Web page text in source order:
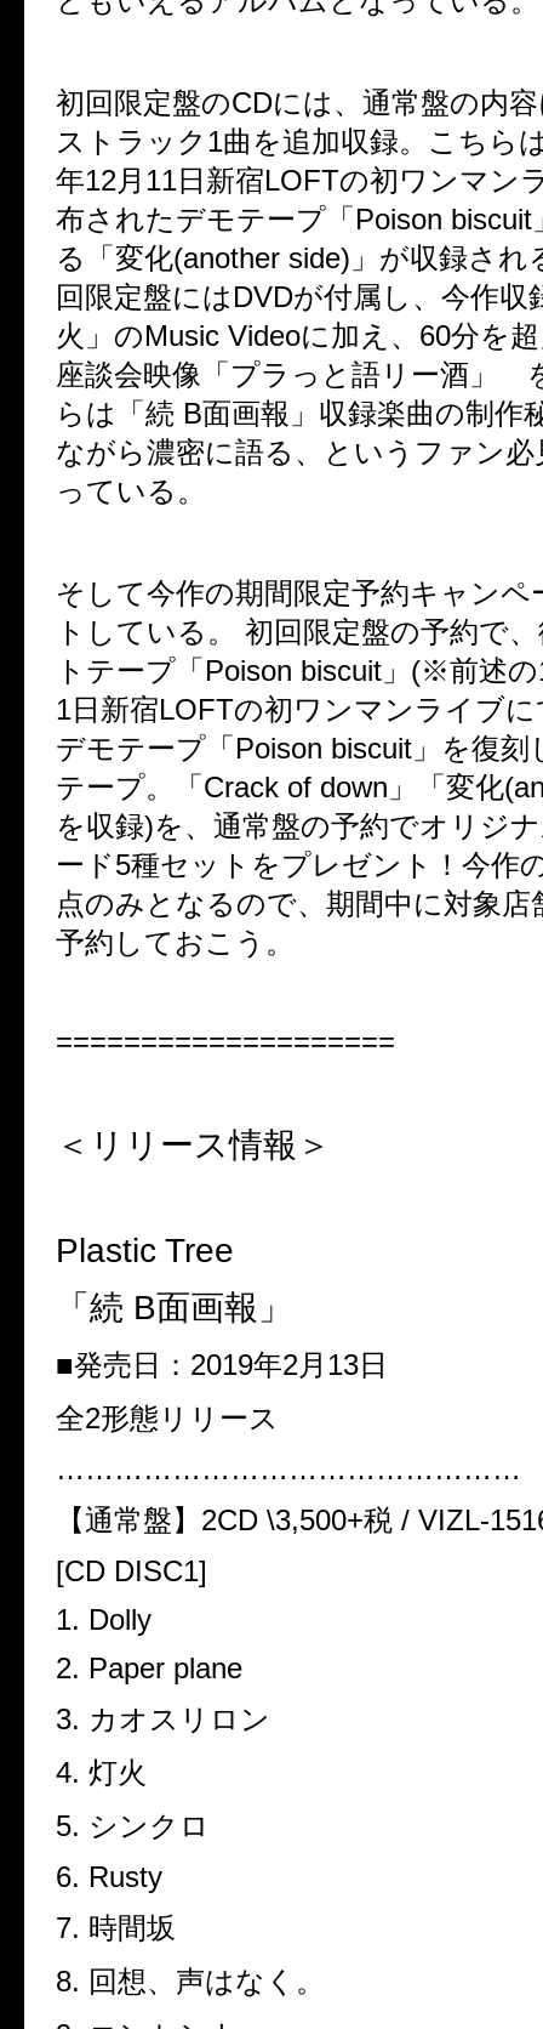
初回限定盤のCDには、通常盤の内
ストラック 1曲を追加収録。こちら
年12月 11日新宿LOFTの初ワンマン
布されたデモテープ「 Poison biscuit
る「変化(another side) 」が収録さ
回限定盤にはDVDが付属し、今作収
火」のMusic Videoに加え、 60分を
座談会映像「プラっと語リー酒」
らは「続 B面画報」収録楽曲の制作
ながら濃密に語る、というファン
っている。
そして今作の期間限定予約キャンペ
トしている。 初回限定盤の予約で
トテープ「 Poison biscuit 」 (※前述の
1日新宿LOFTの初ワンマンライブ
デモテープ「 Poison biscuit 」を復
テープ。「 Crack of down 」「変化
を収録)を、通常盤の予約でオリジ
ード5種セットをプレゼント！今作
点のみとなるので、期間中に対象店
予約しておこう。
====================
＜リリース情報＞
Plastic Tree
「続 B面画報」
■発売日： 2019年2月 13日
全2形態リリース
…………………………………………
【通常盤】 2CD \3,500+税 / VIZL-
[CD DISC1]
1. Dolly
2. Paper plane
3. カオスリロン
4. 灯火
5. シンクロ
6. Rusty
7. 時間坂
8. 回想、声はなく。